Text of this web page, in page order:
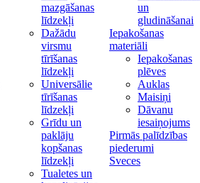
mazgāšanas
līdzekļi
Dažādu
virsmu
tīrīšanas
līdzekļi
Universālie
tīrīšanas
līdzekļi
Grīdu un
paklāju
kopšanas
līdzekļi
Tualetes un
un
gludināšanai
Iepakošanas
materiāli
Iepakošanas
plēves
Auklas
Maisiņi
Dāvanu
iesaiņojums
Pirmās palīdzības
piederumi
Sveces